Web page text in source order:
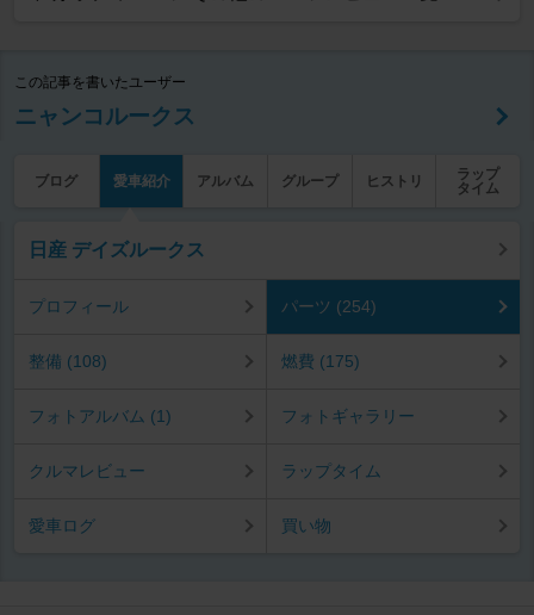
この記事を書いたユーザー
ニャンコルークス
ブログ 愛車紹介 アルバム グループ ヒストリ
ラップ
タイム
日産 デイズルークス
プロフィール パーツ (254)
整備 (108) 燃費 (175)
フォトアルバム (1) フォトギャラリー
クルマレビュー ラップタイム
愛車ログ 買い物